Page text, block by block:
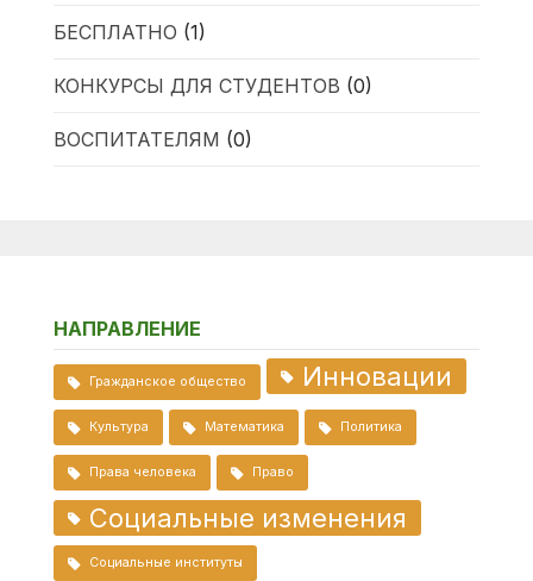
БЕСПЛАТНО (1)
КОНКУРСЫ ДЛЯ СТУДЕНТОВ (0)
ВОСПИТАТЕЛЯМ (0)
НАПРАВЛЕНИЕ
Гражданское общество Инновации
Культура Математика Политика
Права человека Право
Социальные изменения
Социальные институты